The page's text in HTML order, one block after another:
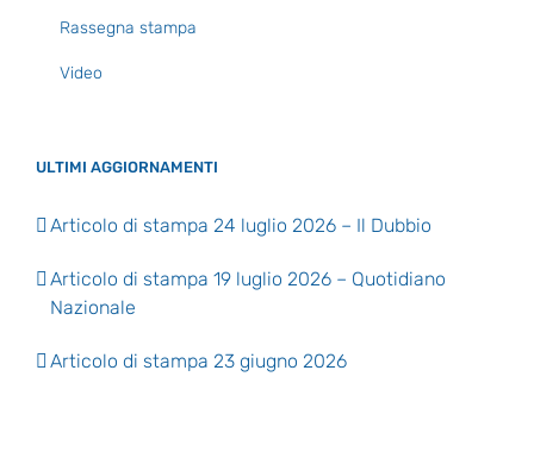
Rassegna stampa
Video
ULTIMI AGGIORNAMENTI
Articolo di stampa 24 luglio 2026 – Il Dubbio
Articolo di stampa 19 luglio 2026 – Quotidiano
Nazionale
Articolo di stampa 23 giugno 2026